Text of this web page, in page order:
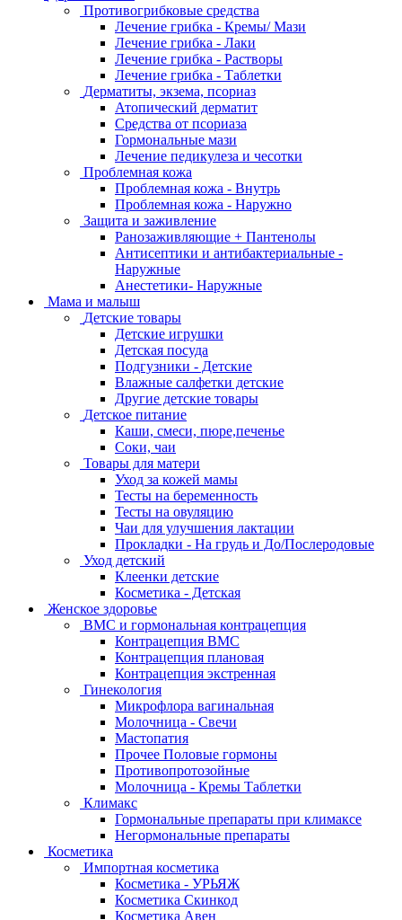
Противогрибковые средства
Лечение грибка - Кремы/ Мази
Лечение грибка - Лаки
Лечение грибка - Растворы
Лечение грибка - Таблетки
Дерматиты, экзема, псориаз
Атопический дерматит
Средства от псориаза
Гормональные мази
Лечение педикулеза и чесотки
Проблемная кожа
Проблемная кожа - Внутрь
Проблемная кожа - Наружно
Защита и заживление
Ранозаживляющие + Пантенолы
Антисептики и антибактериальные -
Наружные
Анестетики- Наружные
Мама и малыш
Детские товары
Детские игрушки
Детская посуда
Подгузники - Детские
Влажные салфетки детские
Другие детские товары
Детское питание
Каши, смеси, пюре,печенье
Соки, чаи
Товары для матери
Уход за кожей мамы
Тесты на беременность
Тесты на овуляцию
Чаи для улучшения лактации
Прокладки - На грудь и До/Послеродовые
Уход детский
Клеенки детские
Косметика - Детская
Женское здоровье
ВМС и гормональная контрацепция
Контрацепция ВМС
Контрацепция плановая
Контрацепция экстренная
Гинекология
Микрофлора вагинальная
Молочница - Свечи
Мастопатия
Прочее Половые гормоны
Противопротозойные
Молочница - Кремы Таблетки
Климакс
Гормональные препараты при климаксе
Негормональные препараты
Косметика
Импортная косметика
Косметика - УРЬЯЖ
Косметика Скинкод
Косметика Авен